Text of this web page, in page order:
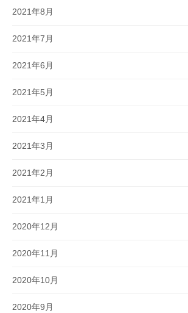
2021年8月
2021年7月
2021年6月
2021年5月
2021年4月
2021年3月
2021年2月
2021年1月
2020年12月
2020年11月
2020年10月
2020年9月